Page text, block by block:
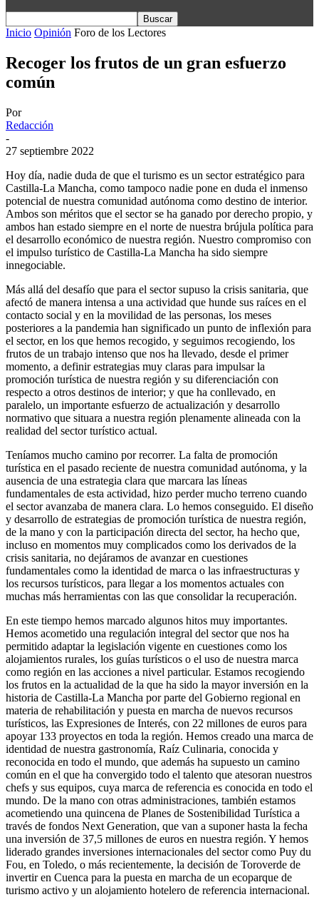
Inicio Opinión Foro de los Lectores
Recoger los frutos de un gran esfuerzo
común
Por
Redacción
-
27 septiembre 2022
Hoy día, nadie duda de que el turismo es un sector estratégico para
Castilla-La Mancha, como tampoco nadie pone en duda el inmenso
potencial de nuestra comunidad autónoma como destino de interior.
Ambos son méritos que el sector se ha ganado por derecho propio, y
ambos han estado siempre en el norte de nuestra brújula política para
el desarrollo económico de nuestra región. Nuestro compromiso con
el impulso turístico de Castilla-La Mancha ha sido siempre
innegociable.
Más allá del desafío que para el sector supuso la crisis sanitaria, que
afectó de manera intensa a una actividad que hunde sus raíces en el
contacto social y en la movilidad de las personas, los meses
posteriores a la pandemia han significado un punto de inflexión para
el sector, en los que hemos recogido, y seguimos recogiendo, los
frutos de un trabajo intenso que nos ha llevado, desde el primer
momento, a definir estrategias muy claras para impulsar la
promoción turística de nuestra región y su diferenciación con
respecto a otros destinos de interior; y que ha conllevado, en
paralelo, un importante esfuerzo de actualización y desarrollo
normativo que situara a nuestra región plenamente alineada con la
realidad del sector turístico actual.
Teníamos mucho camino por recorrer. La falta de promoción
turística en el pasado reciente de nuestra comunidad autónoma, y la
ausencia de una estrategia clara que marcara las líneas
fundamentales de esta actividad, hizo perder mucho terreno cuando
el sector avanzaba de manera clara. Lo hemos conseguido. El diseño
y desarrollo de estrategias de promoción turística de nuestra región,
de la mano y con la participación directa del sector, ha hecho que,
incluso en momentos muy complicados como los derivados de la
crisis sanitaria, no dejáramos de avanzar en cuestiones
fundamentales como la identidad de marca o las infraestructuras y
los recursos turísticos, para llegar a los momentos actuales con
muchas más herramientas con las que consolidar la recuperación.
En este tiempo hemos marcado algunos hitos muy importantes.
Hemos acometido una regulación integral del sector que nos ha
permitido adaptar la legislación vigente en cuestiones como los
alojamientos rurales, los guías turísticos o el uso de nuestra marca
como región en las acciones a nivel particular. Estamos recogiendo
los frutos en la actualidad de la que ha sido la mayor inversión en la
historia de Castilla-La Mancha por parte del Gobierno regional en
materia de rehabilitación y puesta en marcha de nuevos recursos
turísticos, las Expresiones de Interés, con 22 millones de euros para
apoyar 133 proyectos en toda la región. Hemos creado una marca de
identidad de nuestra gastronomía, Raíz Culinaria, conocida y
reconocida en todo el mundo, que además ha supuesto un camino
común en el que ha convergido todo el talento que atesoran nuestros
chefs y sus equipos, cuya marca de referencia es conocida en todo el
mundo. De la mano con otras administraciones, también estamos
acometiendo una quincena de Planes de Sostenibilidad Turística a
través de fondos Next Generation, que van a suponer hasta la fecha
una inversión de 37,5 millones de euros en nuestra región. Y hemos
liderado grandes inversiones internacionales del sector como Puy du
Fou, en Toledo, o más recientemente, la decisión de Toroverde de
invertir en Cuenca para la puesta en marcha de un ecoparque de
turismo activo y un alojamiento hotelero de referencia internacional.